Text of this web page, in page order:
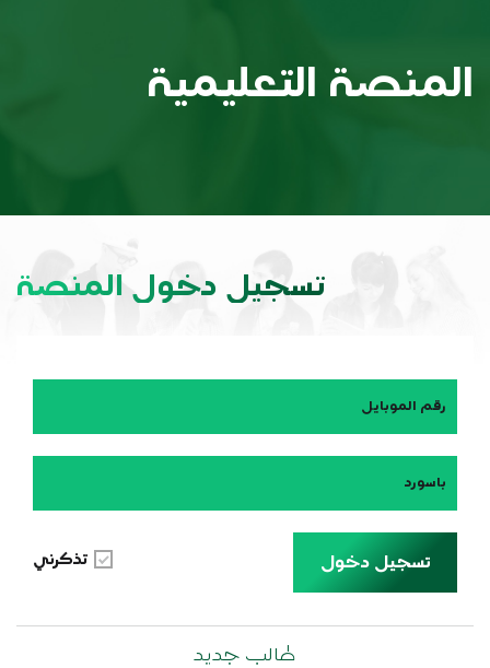
المنصة التعليمية
تسجيل دخول المنصة
رقم الموبايل
باسورد
تسجيل دخول تذكرني
طالب جديد